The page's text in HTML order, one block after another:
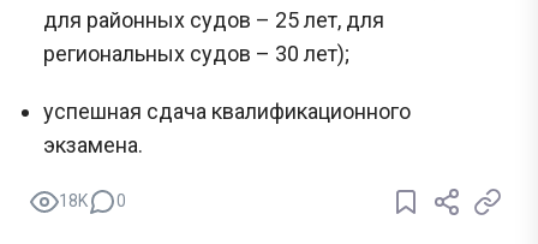
для районных судов – 25 лет, для
региональных судов – 30 лет);
успешная сдача квалификационного
экзамена.
18K 0